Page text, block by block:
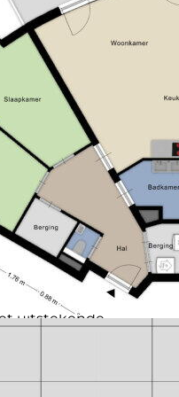
maar ook
uit van het
voorzien van een
zoals een
liftinstallatie,
en een
appartement over
niveau -2).
optioneel
Zuid, een moderne
uitstekende
sportfaciliteiten en
zich allemaal op
om de hoek, ideaal
in het groen.
parkeren,